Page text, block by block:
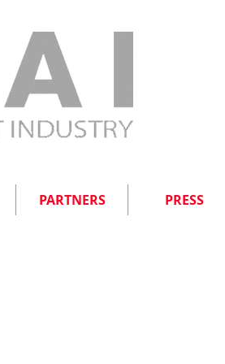
PARTNERS PRESS